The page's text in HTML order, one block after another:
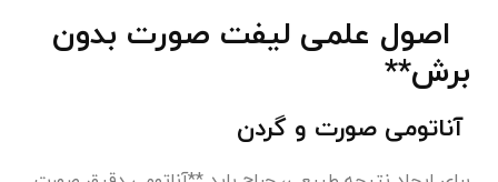
اصول علمی لیفت صورت بدون
برش**
آناتومی صورت و گردن